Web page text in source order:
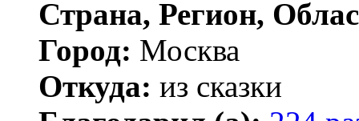
Страна, Регион,
Город: Москва
Откуда: из сказки